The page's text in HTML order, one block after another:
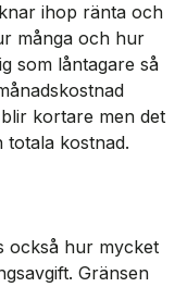
ihop ränta och
många och hur
som låntagare så
kortare men det
totala kostnad.
också hur mycket
Gränsen